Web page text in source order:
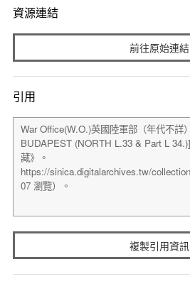
資源連結
前往原始連結
引用
複製引用資訊